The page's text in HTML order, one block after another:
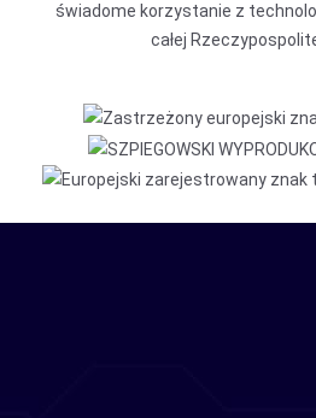
świadome korzystanie z
całej